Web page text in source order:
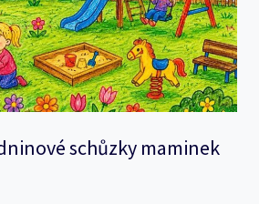
schůzky maminek